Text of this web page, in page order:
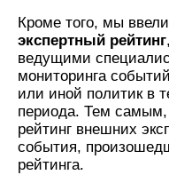
Кроме того, мы ввели
экспертный рейтинг
ведущими
мониторинга
или иной политик в
периода. Тем
рейтинг внешних
события,
рейтинга.